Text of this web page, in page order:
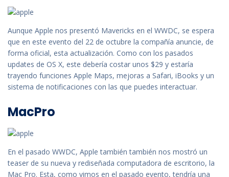
Aunque Apple nos presentó Mavericks en el WWDC, se espera
que en este evento del 22 de octubre la compañía anuncie, de
forma oficial, esta actualización. Como con los pasados
updates de OS X, este debería costar unos $29 y estaría
trayendo funciones Apple Maps, mejoras a Safari, iBooks y un
sistema de notificaciones con las que puedes interactuar.
MacPro
En el pasado WWDC, Apple también también nos mostró un
teaser de su nueva y rediseñada computadora de escritorio, la
Mac Pro. Esta, como vimos en el pasado evento, tendría una